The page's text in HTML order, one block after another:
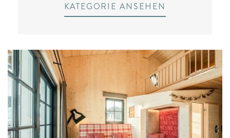
KATEGORIE ANSEHEN